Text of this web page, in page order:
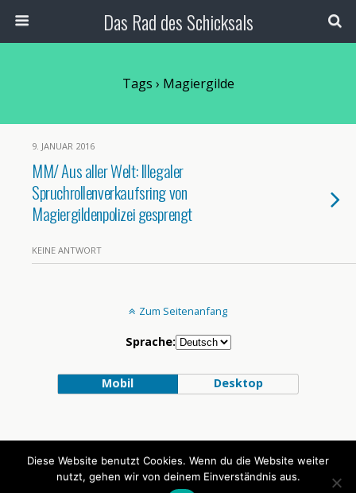
Das Rad des Schicksals
Tags › Magiergilde
9. JANUAR 2016
MM/ Aus aller Welt: Illegaler
Spruchrollenverkaufsring von
Magiergildenpolizei gesprengt
KEINE ANTWORT
Zum Seitenanfang
Sprache:
Mobil Desktop
Diese Website benutzt Cookies. Wenn du die Website weiter
nutzt, gehen wir von deinem Einverständnis aus.